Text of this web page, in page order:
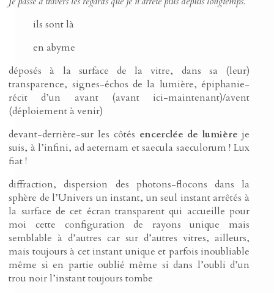
ils sont là
en abyme
déposés à la surface de la vitre, dans sa (leur)
transparence, signes-échos de la lumière, épiphanie-
récit d’un avant (avant ici-maintenant)/avent
(déploiement à venir)
devant-derrière-sur les côtés encerclée de lumière je
suis, à l’infini, ad aeternam et saecula saeculorum ! Lux
fiat !
diffraction, dispersion des photons-flocons dans la
sphère de l’Univers un instant, un seul instant arrêtés à
la surface de cet écran transparent qui accueille pour
moi cette configuration de rayons unique mais
semblable à d’autres car sur d’autres vitres, ailleurs,
mais toujours à cet instant unique et parfois inoubliable
même si en partie oublié même si dans l’oubli d’un
trou noir l’instant toujours tombe